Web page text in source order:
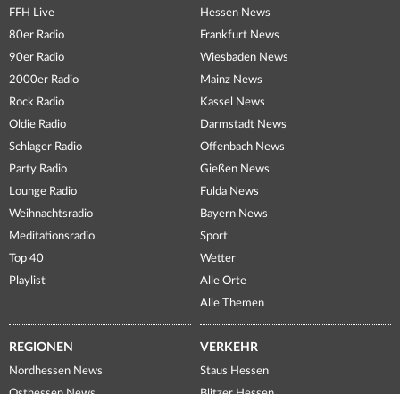
FFH Live
80er Radio
90er Radio
2000er Radio
Rock Radio
Oldie Radio
Schlager Radio
Party Radio
Lounge Radio
Weihnachtsradio
Meditationsradio
Top 40
Playlist
Hessen News
Frankfurt News
Wiesbaden News
Mainz News
Kassel News
Darmstadt News
Offenbach News
Gießen News
Fulda News
Bayern News
Sport
Wetter
Alle Orte
Alle Themen
REGIONEN
Nordhessen News
VERKEHR
Staus Hessen